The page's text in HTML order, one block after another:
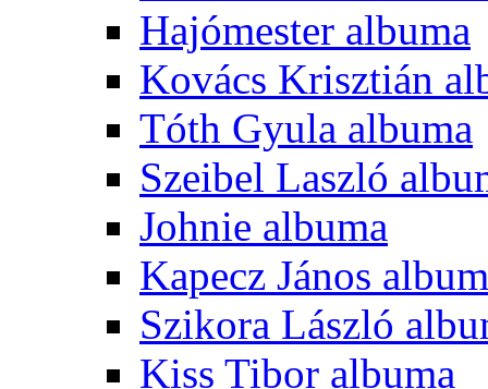
Hajómester albuma
Kovács Krisztián
Tóth Gyula albuma
Szeibel Laszló
Johnie albuma
Kapecz János
Szikora László
Kiss Tibor albuma